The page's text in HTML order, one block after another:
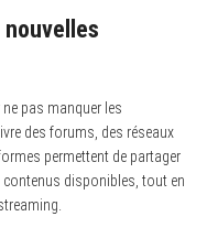
pas manquer les
des forums, des réseaux
permettent de partager
contenus disponibles, tout en